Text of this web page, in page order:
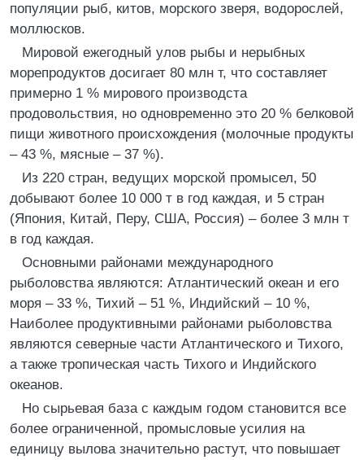
популяции рыб, китов, морского зверя, водорослей,
моллюсков.
Мировой ежегодный улов рыбы и нерыбных
морепродуктов досигает 80 млн т, что составляет
примерно 1 % мирового производста
продовольствия, но одновременно это 20 % белковой
пищи животного происхождения (молочные продукты
– 43 %, мясные – 37 %).
Из 220 стран, ведущих морской промысел, 50
добывают более 10 000 т в год каждая, и 5 стран
(Япония, Китай, Перу, США, Россия) – более 3 млн т
в год каждая.
Основными районами международного
рыболовства являются: Атлантический океан и его
моря – 33 %, Тихий – 51 %, Индийский – 10 %,
Наиболее продуктивными районами рыболовства
являются северные части Атлантического и Тихого,
а также тропическая часть Тихого и Индийского
океанов.
Но сырьевая база с каждым годом становится все
более ограниченной, промысловые усилия на
единицу вылова значительно растут, что повышает